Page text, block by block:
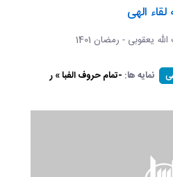
الهی
یعقوبی - رمضان 1401
نمایه ها: -تمام حروف الفبا » ر